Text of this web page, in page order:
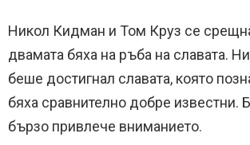
Никол Кидман и Том Круз се
двамата бяха на ръба на славата.
беше достигнал славата, която
бяха сравнително добре известни.
бързо привлече вниманието.